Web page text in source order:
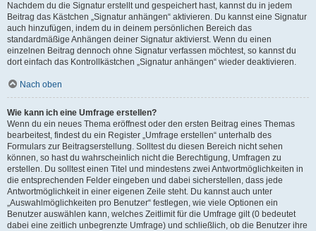
Nachdem du die Signatur erstellt und gespeichert hast, kannst du in jedem
Beitrag das Kästchen „Signatur anhängen“ aktivieren. Du kannst eine Signatur
auch hinzufügen, indem du in deinem persönlichen Bereich das
standardmäßige Anhängen deiner Signatur aktivierst. Wenn du einen
einzelnen Beitrag dennoch ohne Signatur verfassen möchtest, so kannst du
dort einfach das Kontrollkästchen „Signatur anhängen“ wieder deaktivieren.
Nach oben
Wie kann ich eine Umfrage erstellen?
Wenn du ein neues Thema eröffnest oder den ersten Beitrag eines Themas
bearbeitest, findest du ein Register „Umfrage erstellen“ unterhalb des
Formulars zur Beitragserstellung. Solltest du diesen Bereich nicht sehen
können, so hast du wahrscheinlich nicht die Berechtigung, Umfragen zu
erstellen. Du solltest einen Titel und mindestens zwei Antwortmöglichkeiten in
die entsprechenden Felder eingeben und dabei sicherstellen, dass jede
Antwortmöglichkeit in einer eigenen Zeile steht. Du kannst auch unter
„Auswahlmöglichkeiten pro Benutzer“ festlegen, wie viele Optionen ein
Benutzer auswählen kann, welches Zeitlimit für die Umfrage gilt (0 bedeutet
dabei eine zeitlich unbegrenzte Umfrage) und schließlich, ob die Benutzer ihre